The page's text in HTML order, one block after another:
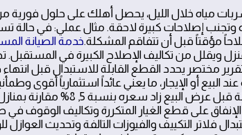
مياه خلال الليل، يحصل أهلك على حلول فورية
وتجنب إصلاحات كبيرة لاحقة. مثال عملي: في حالة
مؤقتاً قبل أن تتفاقم المشكلة.خدمة الصيانة
ويقلل من تكاليف الإصلاح الكبيرة في
كل 6 أشهر مع تقرير مختصر يحدد القطع القابلة للاستبدال قبل
البيع أو الإيجار، ما يعني عائداً استثمارياً أقوى
واقعية: منزل يجري فيه صيانة شاملة قبل
على قطع الغيار المتكررة وتكاليف الوقوف في
فلاتر التكييف والفيوزات التالفة وتحديث